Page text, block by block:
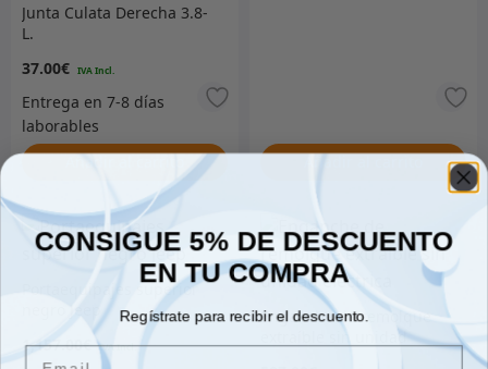
Junta Culata Derecha 3.8-
L.
37.00€
Añadir al carrito Añadir al carrito
Portaequipajes superior
1,157.00€
Enganche de remolque
extraíble sin unidad
CONSIGUE 5% DE DESCUENTO
EN TU COMPRA
Regístrate para recibir el descuento.
Email